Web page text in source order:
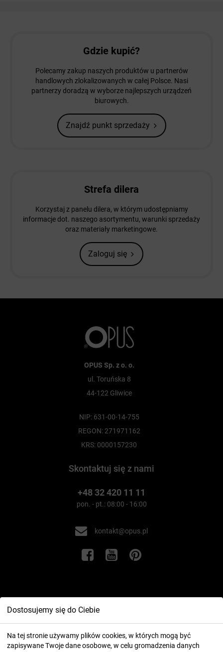
Dostosujemy się do Ciebie
Na tej stronie używamy plików cookies, w których mogą być
zapisywane Twoje dane osobowe, w celu gromadzenia danych
Gdzie kupić?
Polecamy zakup naszych produktów u partnerów
handlowych zlokalizowanych w całej Polsce. Nasi
partnerzy doradzą w wyborze najlepszych urządzeń
biurowych.
Znajdź punkt sprzedaży
Strefa dilera
Korzystaj z panelu dilera, w którym udostępniamy
informacje dot. naszego asortymentu, warunki sprzedaży
oraz materiały marketingowe.
Zaloguj się
OPUS Sp. z o. o.
ul. Toruńska 8
44-122 Gliwice
NIP: 631-00-14-755
REGON: 271971162
KRS: 0000157230
Skontaktuj się z nami
+48 32 420 11 11
pon. - pt.: 08:00 - 16:00
kontakt@opus.pl
Informacje
Twoje konto